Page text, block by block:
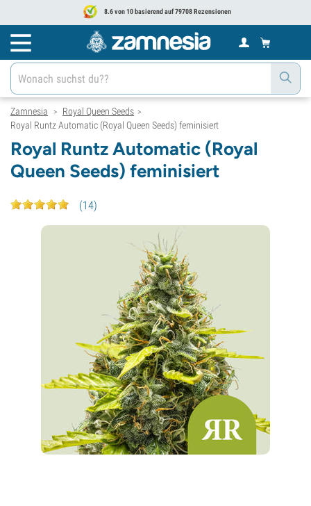
8.6 von 10 basierend auf 79708 Rezensionen
Zamnesia > Royal Queen Seeds >
Royal Runtz Automatic (Royal Queen Seeds) feminisiert
Royal Runtz Automatic (Royal
Queen Seeds) feminisiert
(14)